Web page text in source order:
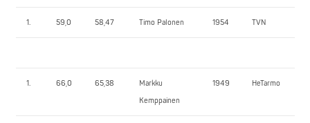
1. 59,0 58,47 Timo Palonen 1954 TVN
1. 66,0 65,38
Markku
Kemppainen
1949 HeTarmo